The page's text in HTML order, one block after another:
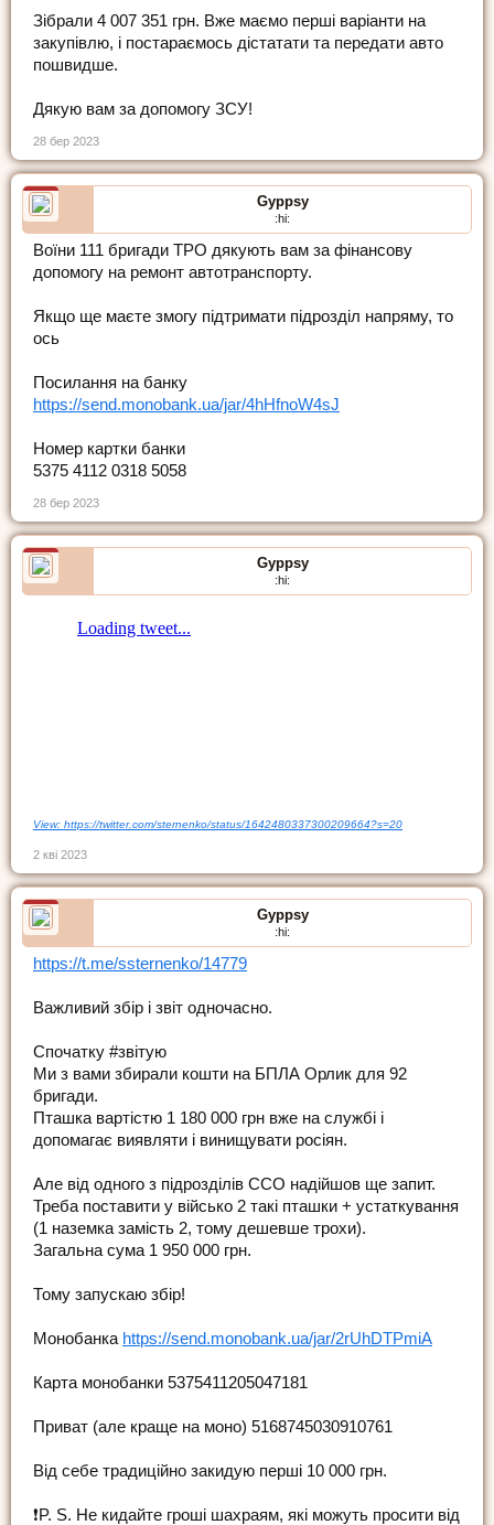
Зібрали 4 007 351 грн. Вже маємо перші варіанти на
закупівлю, і постараємось дістатати та передати авто
пошвидше.
Дякую вам за допомогу ЗСУ!
28 бер 2023
Gyppsy
:hi:
Воїни 111 бригади ТРО дякують вам за фінансову
допомогу на ремонт автотранспорту.
Якщо ще маєте змогу підтримати підрозділ напряму, то
ось
Посилання на банку
https://send.monobank.ua/jar/4hHfnoW4sJ
Номер картки банки
5375 4112 0318 5058
28 бер 2023
Gyppsy
:hi:
View: https://twitter.com/sternenko/status/1642480337300209664?s=20
2 кві 2023
Gyppsy
:hi:
https://t.me/ssternenko/14779
Важливий збір і звіт одночасно.
Спочатку #звітую
Ми з вами збирали кошти на БПЛА Орлик для 92
бригади.
Пташка вартістю 1 180 000 грн вже на службі і
допомагає виявляти і винищувати росіян.
Але від одного з підрозділів ССО надійшов ще запит.
Треба поставити у військо 2 такі пташки + устаткування
(1 наземка замість 2, тому дешевше трохи).
Загальна сума 1 950 000 грн.
Тому запускаю збір!
Монобанка https://send.monobank.ua/jar/2rUhDTPmiA
Карта монобанки 5375411205047181
Приват (але краще на моно) 5168745030910761
Від себе традиційно закидую перші 10 000 грн.
❗️P. S. Не кидайте гроші шахраям, які можуть просити від